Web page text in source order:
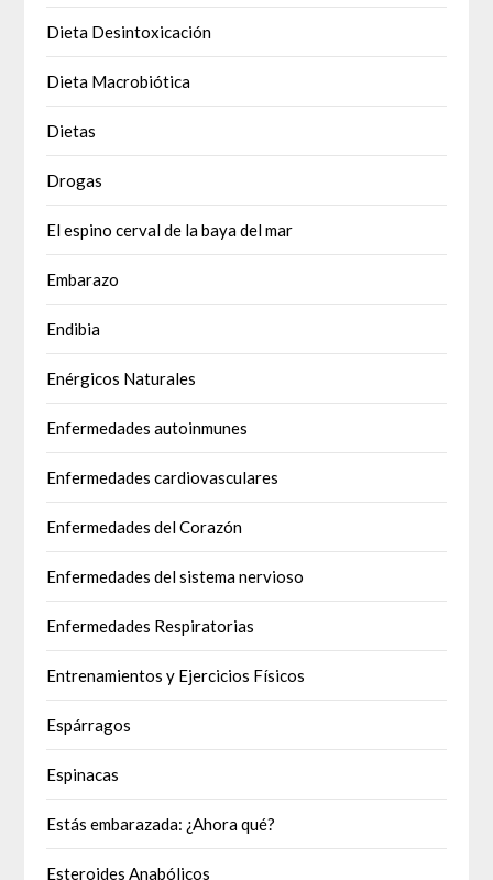
Dieta Desintoxicación
Dieta Macrobiótica
Dietas
Drogas
El espino cerval de la baya del mar
Embarazo
Endibia
Enérgicos Naturales
Enfermedades autoinmunes
Enfermedades cardiovasculares
Enfermedades del Corazón
Enfermedades del sistema nervioso
Enfermedades Respiratorias
Entrenamientos y Ejercicios Físicos
Espárragos
Espinacas
Estás embarazada: ¿Ahora qué?
Esteroides Anabólicos